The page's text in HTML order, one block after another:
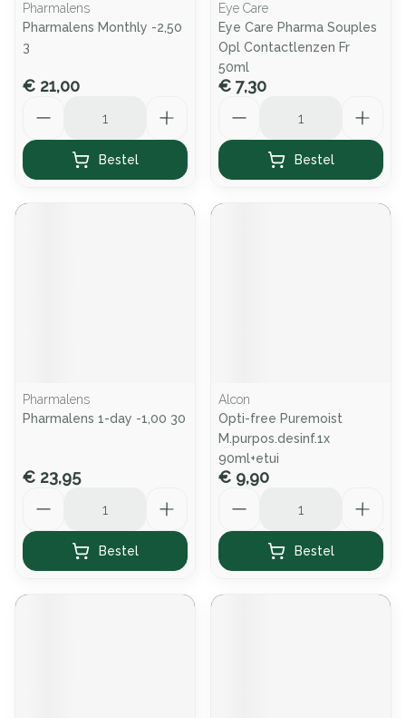
Pharmalens
Pharmalens Monthly -2,50
3
€ 21,00
Bestel
Eye Care
Eye Care Pharma Souples
Opl Contactlenzen Fr
50ml
€ 7,30
Bestel
Pharmalens
Pharmalens 1-day -1,00 30
€ 23,95
Bestel
Alcon
Opti-free Puremoist
M.purpos.desinf.1x
90ml+etui
€ 9,90
Bestel